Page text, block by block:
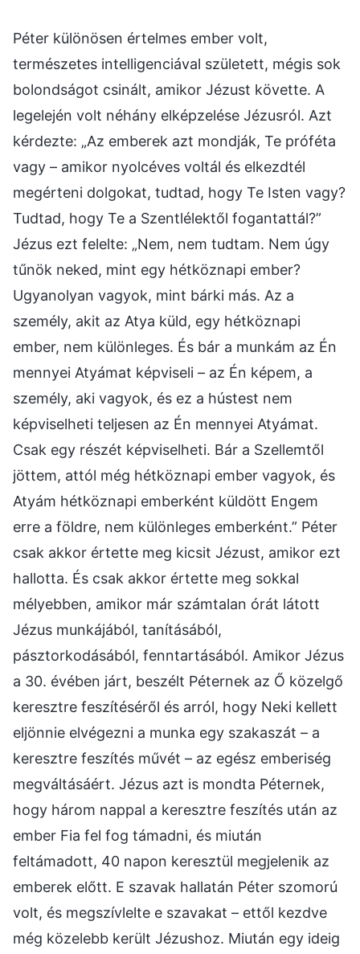
Péter különösen értelmes ember volt,
természetes intelligenciával született, mégis sok
bolondságot csinált, amikor Jézust követte. A
legelején volt néhány elképzelése Jézusról. Azt
kérdezte: „Az emberek azt mondják, Te próféta
vagy – amikor nyolcéves voltál és elkezdtél
megérteni dolgokat, tudtad, hogy Te Isten vagy?
Tudtad, hogy Te a Szentlélektől fogantattál?”
Jézus ezt felelte: „Nem, nem tudtam. Nem úgy
tűnök neked, mint egy hétköznapi ember?
Ugyanolyan vagyok, mint bárki más. Az a
személy, akit az Atya küld, egy hétköznapi
ember, nem különleges. És bár a munkám az Én
mennyei Atyámat képviseli – az Én képem, a
személy, aki vagyok, és ez a hústest nem
képviselheti teljesen az Én mennyei Atyámat.
Csak egy részét képviselheti. Bár a Szellemtől
jöttem, attól még hétköznapi ember vagyok, és
Atyám hétköznapi emberként küldött Engem
erre a földre, nem különleges emberként.” Péter
csak akkor értette meg kicsit Jézust, amikor ezt
hallotta. És csak akkor értette meg sokkal
mélyebben, amikor már számtalan órát látott
Jézus munkájából, tanításából,
pásztorkodásából, fenntartásából. Amikor Jézus
a 30. évében járt, beszélt Péternek az Ő közelgő
keresztre feszítéséről és arról, hogy Neki kellett
eljönnie elvégezni a munka egy szakaszát – a
keresztre feszítés művét – az egész emberiség
megváltásáért. Jézus azt is mondta Péternek,
hogy három nappal a keresztre feszítés után az
ember Fia fel fog támadni, és miután
feltámadott, 40 napon keresztül megjelenik az
emberek előtt. E szavak hallatán Péter szomorú
volt, és megszívlelte e szavakat – ettől kezdve
még közelebb került Jézushoz. Miután egy ideig